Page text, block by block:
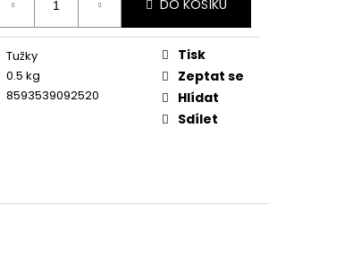
DO KOŠÍKU
Tužky
0.5 kg
8593539092520
Tisk
Zeptat se
Hlídat
Sdílet